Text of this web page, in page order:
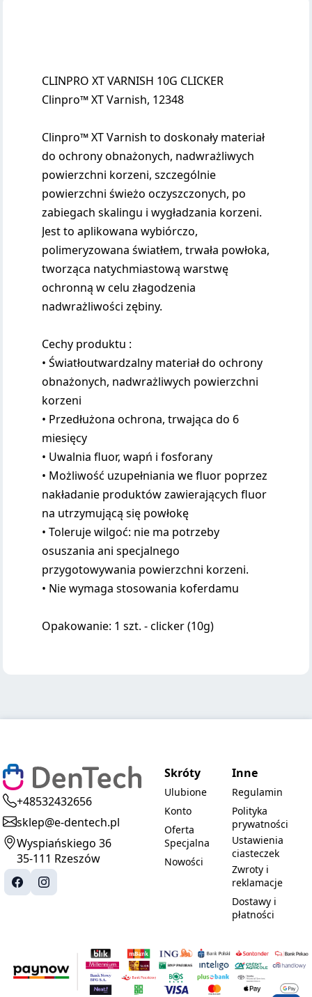
CLINPRO XT VARNISH 10G CLICKER
Clinpro™ XT Varnish, 12348
Clinpro™ XT Varnish to doskonały materiał
do ochrony obnażonych, nadwrażliwych
powierzchni korzeni, szczególnie
powierzchni świeżo oczyszczonych, po
zabiegach skalingu i wygładzania korzeni.
Jest to aplikowana wybiórczo,
polimeryzowana światłem, trwała powłoka,
tworząca natychmiastową warstwę
ochronną w celu złagodzenia
nadwrażliwości zębiny.
Cechy produktu :
• Światłoutwardzalny materiał do ochrony
obnażonych, nadwrażliwych powierzchni
korzeni
• Przedłużona ochrona, trwająca do 6
miesięcy
• Uwalnia fluor, wapń i fosforany
• Możliwość uzupełniania we fluor poprzez
nakładanie produktów zawierających fluor
na utrzymującą się powłokę
• Toleruje wilgoć: nie ma potrzeby
osuszania ani specjalnego
przygotowywania powierzchni korzeni.
• Nie wymaga stosowania koferdamu
Opakowanie: 1 szt. - clicker (10g)
+48532432656
sklep@e-dentech.pl
Wyspiańskiego 36
35-111 Rzeszów
Skróty
Ulubione
Konto
Oferta
Specjalna
Nowości
Inne
Regulamin
Polityka
prywatności
Ustawienia
ciasteczek
Zwroty i
reklamacje
Dostawy i
płatności